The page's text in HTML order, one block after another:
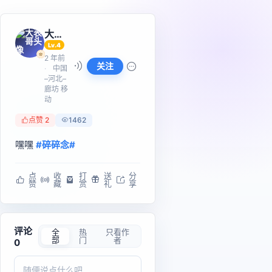
大表哥
Lv.4
2 年前
中国
–河北–
廊坊 移
动
关注
点赞 2 1462
嘿嘿 #碎碎念#
点
赞
收
藏
打
赏
送
礼
分
享
评论
0
全
部
热
门
只看作
者